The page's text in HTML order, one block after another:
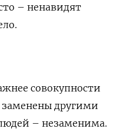
– ненавидят
совокупности
заменены другими
– незаменима.